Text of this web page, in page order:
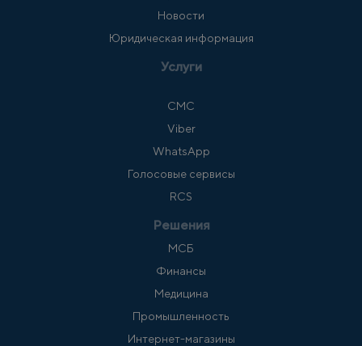
Новости
Юридическая информация
Услуги
СМС
Viber
WhatsApp
Голосовые сервисы
RCS
Решения
МСБ
Финансы
Медицина
Промышленность
Интернет-магазины